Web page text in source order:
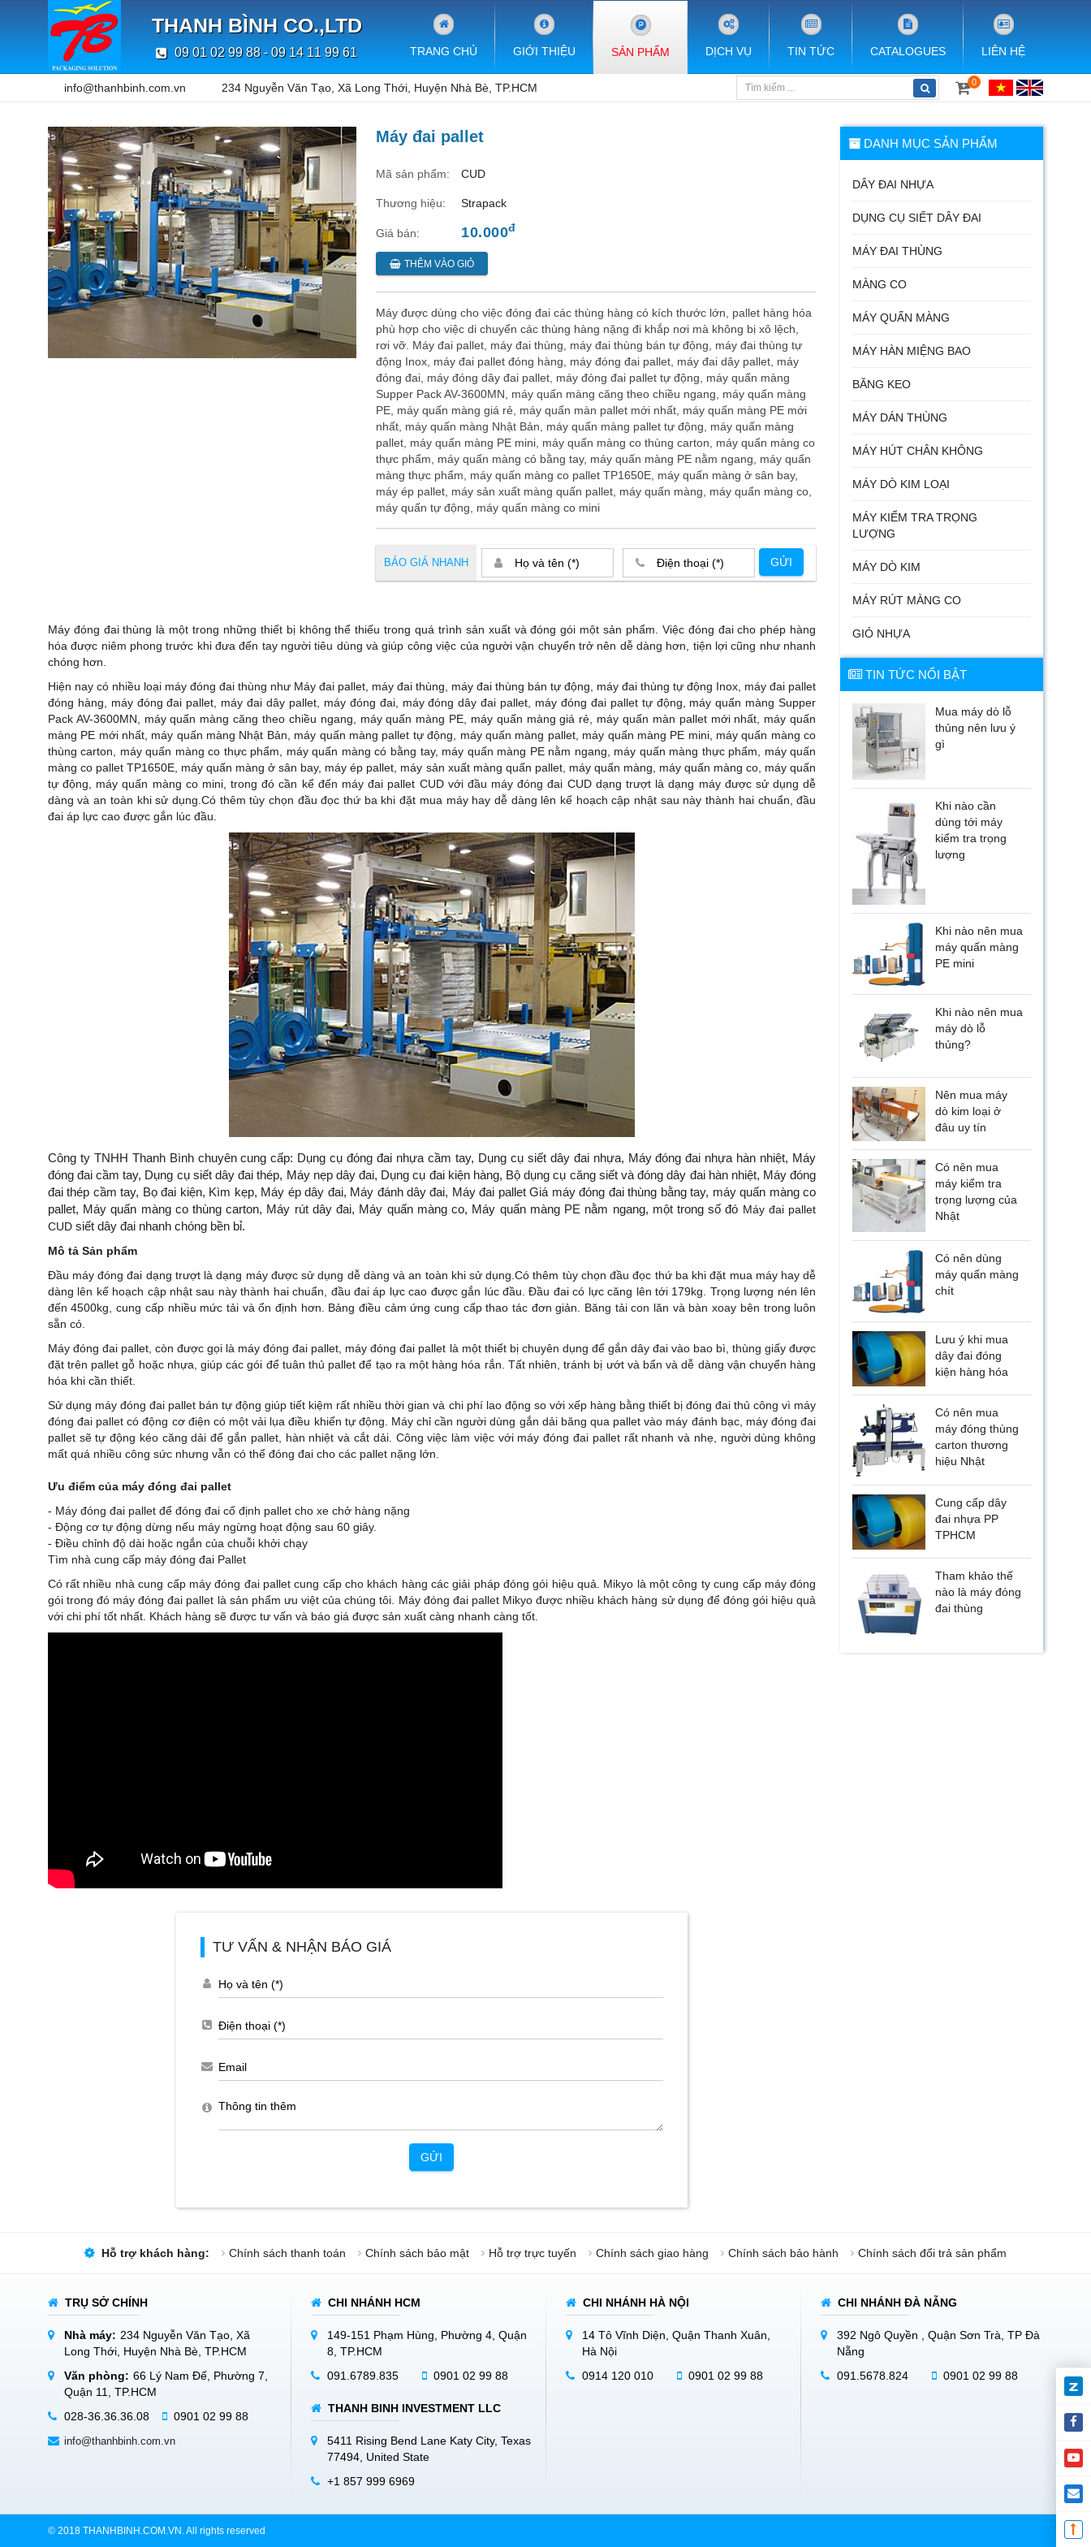
THANH BÌNH CO.,LTD
09 01 02 99 88 - 09 14 11 99 61 TRANG CHỦ GIỚI THIỆU SẢN PHẨM DỊCH VỤ TIN TỨC CATALOGUES LIÊN HỆ
info@thanhbinh.com.vn 234 Nguyễn Văn Tạo, Xã Long Thới, Huyện Nhà Bè, TP.HCM 0
Máy đai pallet
Mã sản phẩm: CUD
Thương hiệu: Strapack
Giá bán: 10.000đ
THÊM VÀO GIỎ
Máy được dùng cho việc đóng đai các thùng hàng có kích thước lớn, pallet hàng hóa
phù hợp cho việc di chuyển các thùng hàng nặng đi khắp nơi mà không bị xô lệch,
rơi vỡ. Máy đai pallet, máy đai thùng, máy đai thùng bán tự động, máy đai thùng tự
động Inox, máy đai pallet đóng hàng, máy đóng đai pallet, máy đai dây pallet, máy
đóng đai, máy đóng dây đai pallet, máy đóng đai pallet tự động, máy quấn màng
Supper Pack AV-3600MN, máy quấn màng căng theo chiều ngang, máy quấn màng
PE, máy quấn màng giá rẻ, máy quấn màn pallet mới nhất, máy quấn màng PE mới
nhất, máy quấn màng Nhật Bản, máy quấn màng pallet tự động, máy quấn màng
pallet, máy quấn màng PE mini, máy quấn màng co thùng carton, máy quấn màng co
thực phẩm, máy quấn màng có bằng tay, máy quấn màng PE nằm ngang, máy quấn
màng thực phẩm, máy quấn màng co pallet TP1650E, máy quấn màng ở sân bay,
máy ép pallet, máy sản xuất màng quấn pallet, máy quấn màng, máy quấn màng co,
máy quấn tự động, máy quấn màng co mini
BÁO GIÁ NHANH GỬI
Máy đóng đai thùng là một trong những thiết bị không thể thiếu trong quá trình sản xuất và đóng gói một sản phẩm. Việc đóng đai cho phép hàng
hóa được niêm phong trước khi đưa đến tay người tiêu dùng và giúp công việc của người vận chuyển trở nên dễ dàng hơn, tiện lợi cũng như nhanh
chóng hơn.
Hiện nay có nhiều loại máy đóng đai thùng như Máy đai pallet, máy đai thùng, máy đai thùng bán tự động, máy đai thùng tự động Inox, máy đai pallet
đóng hàng, máy đóng đai pallet, máy đai dây pallet, máy đóng đai, máy đóng dây đai pallet, máy đóng đai pallet tự động, máy quấn màng Supper
Pack AV-3600MN, máy quấn màng căng theo chiều ngang, máy quấn màng PE, máy quấn màng giá rẻ, máy quấn màn pallet mới nhất, máy quấn
màng PE mới nhất, máy quấn màng Nhật Bản, máy quấn màng pallet tự động, máy quấn màng pallet, máy quấn màng PE mini, máy quấn màng co
thùng carton, máy quấn màng co thực phẩm, máy quấn màng có bằng tay, máy quấn màng PE nằm ngang, máy quấn màng thực phẩm, máy quấn
màng co pallet TP1650E, máy quấn màng ở sân bay, máy ép pallet, máy sản xuất màng quấn pallet, máy quấn màng, máy quấn màng co, máy quấn
tự động, máy quấn màng co mini,trongđó cần kể đến máy đai pallet CUD với đầu máy đóng đai CUD dạng trượt là dạng máy được sử dụng dễ
dàng và an toàn khi sử dụng.Có thêm tùy chọn đầu đọc thứ ba khi đặt mua máy hay dễ dàng lên kế hoạch cập nhật sau này thành hai chuẩn, đầu
đai áp lực cao được gắn lúc đầu.
Công ty TNHH Thanh Bình chuyên cung cấp: Dụng cụ đóng đai nhựa cầm tay, Dụng cụ siết dây đai nhựa, Máy đóng đai nhựa hàn nhiệt, Máy
đóng đai cầm tay, Dụng cụ siết dây đai thép, Máy nẹp dây đai, Dụng cụ đai kiện hàng, Bộ dụng cụ căng siết và đóng dây đai hàn nhiệt, Máy đóng
đai thép cầm tay, Bọ đai kiện, Kìm kẹp, Máy ép dây đai, Máy đánh dây đai, Máy đai pallet Giá máy đóng đai thùng bằng tay, máy quấn màng co
pallet, Máy quấn màng co thùng carton, Máy rút dây đai, Máy quấn màng co, Máy quấn màng PE nằm ngang, một trong số đó Máy đai pallet
CUD siết dây đai nhanh chóng bền bỉ.
Mô tả Sản phẩm
Đầu máy đóng đai dạng trượt là dạng máy được sử dụng dễ dàng và an toàn khi sử dụng.Có thêm tùy chọn đầu đọc thứ ba khi đặt mua máy hay dễ
dàng lên kế hoạch cập nhật sau này thành hai chuẩn, đầu đai áp lực cao được gắn lúc đầu. Đầu đai có lực căng lên tới 179kg. Trọng lượng nén lên
đến 4500kg, cung cấp nhiều mức tải và ổn định hơn. Bảng điều cảm ứng cung cấp thao tác đơn giản. Băng tải con lăn và bàn xoay bên trong luôn
sẵn có.
Máy đóng đai pallet, còn được gọi là máy đóng đai pallet, máy đóng đai pallet là một thiết bị chuyên dụng để gắn dây đai vào bao bì, thùng giấy được
đặt trên pallet gỗ hoặc nhựa, giúp các gói để tuân thủ pallet để tạo ra một hàng hóa rắn. Tất nhiên, tránh bị ướt và bẩn và dễ dàng vận chuyển hàng
hóa khi cần thiết.
Sử dụng máy đóng đai pallet bán tự động giúp tiết kiệm rất nhiều thời gian và chi phí lao động so với xếp hàng bằng thiết bị đóng đai thủ công vì máy
đóng đai pallet có động cơ điện có một vải lụa điều khiển tự động. Máy chỉ cần người dùng gắn dải băng qua pallet vào máy đánh bạc, máy đóng đai
pallet sẽ tự động kéo căng dải để gắn pallet, hàn nhiệt và cắt dải. Công việc làm việc với máy đóng đai pallet rất nhanh và nhẹ, người dùng không
mất quá nhiều công sức nhưng vẫn có thể đóng đai cho các pallet nặng lớn.
Ưu điểm của máy đóng đai pallet
- Máy đóng đai pallet để đóng đai cố định pallet cho xe chở hàng nặng
- Động cơ tự động dừng nếu máy ngừng hoạt động sau 60 giây.
- Điều chỉnh độ dài hoặc ngắn của chuỗi khởi chạy
Tìm nhà cung cấp máy đóng đai Pallet
Có rất nhiều nhà cung cấp máy đóng đai pallet cung cấp cho khách hàng các giải pháp đóng gói hiệu quả. Mikyo là một công ty cung cấp máy đóng
gói trong đó máy đóng đai pallet là sản phẩm ưu việt của chúng tôi. Máy đóng đai pallet Mikyo được nhiều khách hàng sử dụng để đóng gói hiệu quả
với chi phí tốt nhất. Khách hàng sẽ được tư vấn và báo giá được sản xuất càng nhanh càng tốt.
TƯ VẤN & NHẬN BÁO GIÁ
GỬI
DANH MỤC SẢN PHẨM
DÂY ĐAI NHỰA
DỤNG CỤ SIẾT DÂY ĐAI
MÁY ĐAI THÙNG
MÀNG CO
MÁY QUẤN MÀNG
MÁY HÀN MIỆNG BAO
BĂNG KEO
MÁY DÁN THÙNG
MÁY HÚT CHÂN KHÔNG
MÁY DÒ KIM LOẠI
MÁY KIỂM TRA TRỌNG
LƯỢNG
MÁY DÒ KIM
MÁY RÚT MÀNG CO
GIỎ NHỰA
TIN TỨC NỔI BẬT
Mua máy dò lỗ
thủng nên lưu ý
gì
Khi nào cần
dùng tới máy
kiểm tra trọng
lượng
Khi nào nên mua
máy quấn màng
PE mini
Khi nào nên mua
máy dò lỗ
thủng?
Nên mua máy
dò kim loại ở
đâu uy tín
Có nên mua
máy kiểm tra
trọng lượng của
Nhật
Có nên dùng
máy quấn màng
chít
Lưu ý khi mua
dây đai đóng
kiện hàng hóa
Có nên mua
máy đóng thùng
carton thương
hiệu Nhật
Cung cấp dây
đai nhựa PP
TPHCM
Tham khảo thế
nào là máy đóng
đai thùng
Hỗ trợ khách hàng: Chính sách thanh toán Chính sách bảo mật Hỗ trợ trực tuyến Chính sách giao hàng Chính sách bảo hành Chính sách đổi trả sản phẩm
TRỤ SỞ CHÍNH
Nhà máy: 234 Nguyễn Văn Tạo, Xã
Long Thới, Huyện Nhà Bè, TP.HCM
Văn phòng: 66 Lý Nam Đế, Phường 7,
Quận 11, TP.HCM
028-36.36.36.08
0901 02 99 88
info@thanhbinh.com.vn
CHI NHÁNH HCM
149-151 Phạm Hùng, Phường 4, Quận
8, TP.HCM
091.6789.835
0901 02 99 88
THANH BINH INVESTMENT LLC
5411 Rising Bend Lane Katy City, Texas
77494, United State
+1 857 999 6969
CHI NHÁNH HÀ NỘI
14 Tô Vĩnh Diện, Quận Thanh Xuân,
Hà Nội
0914 120 010
0901 02 99 88
CHI NHÁNH ĐÀ NẴNG
392 Ngô Quyền , Quận Sơn Trà, TP Đà
Nẵng
091.5678.824
0901 02 99 88
© 2018 THANHBINH.COM.VN. All rights reserved